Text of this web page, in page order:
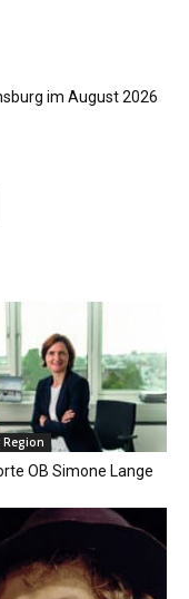
im August 2026
OB Simone Lange